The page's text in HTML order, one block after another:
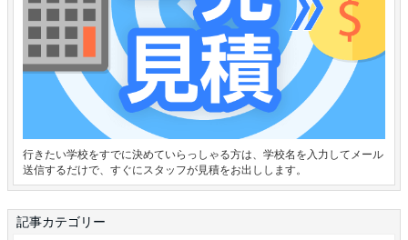
行きたい学校をすでに決めていらっしゃる方は、学校名を入力してメール
送信するだけで、すぐにスタッフが見積をお出しします。
記事カテゴリー